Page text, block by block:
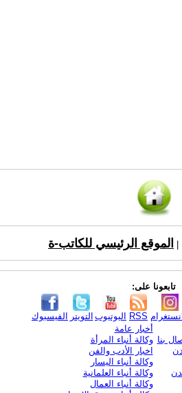
الموقع الرئيسي للكاتب-ة
تابعونا على:
الفيسبوك التويتر اليوتيوب RSS
بنا
أخبار عامة
وكالة أنباء المرأة
اخبار الأدب والفن
وكالة أنباء اليسار
وكالة أنباء العلمانية
وكالة أنباء العمال